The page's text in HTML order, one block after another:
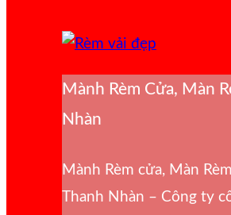
Mành Rèm Cửa, Màn
Nhàn
Mành Rèm cửa, Màn
Thanh Nhàn – Công ty